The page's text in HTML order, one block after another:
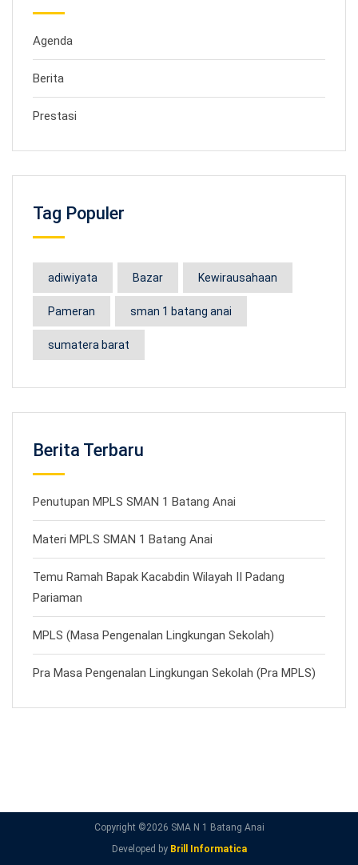
Agenda
Berita
Prestasi
Tag Populer
adiwiyata Bazar Kewirausahaan
Pameran sman 1 batang anai
sumatera barat
Berita Terbaru
Penutupan MPLS SMAN 1 Batang Anai
Materi MPLS SMAN 1 Batang Anai
Temu Ramah Bapak Kacabdin Wilayah II Padang
Pariaman
MPLS (Masa Pengenalan Lingkungan Sekolah)
Pra Masa Pengenalan Lingkungan Sekolah (Pra MPLS)
Copyright ©2026 SMA N 1 Batang Anai
Developed by Brill Informatica